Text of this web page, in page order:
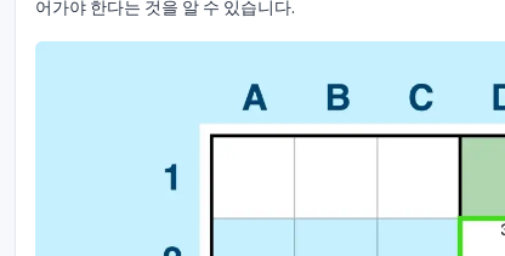
어가야 한다는 것을 알 수 있습니다.